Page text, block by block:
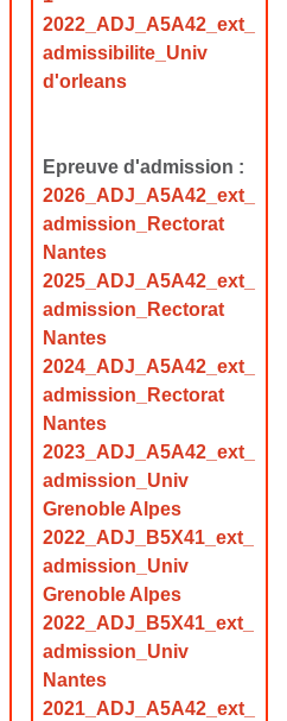
2022_ADJ_A5A42_ext_
admissibilite_Univ
d'orleans
Epreuve d'admission :
2026_ADJ_A5A42_ext_
admission_Rectorat
Nantes
2025_ADJ_A5A42_ext_
admission_Rectorat
Nantes
2024_ADJ_A5A42_ext_
admission_Rectorat
Nantes
2023_ADJ_A5A42_ext_
admission_Univ
Grenoble Alpes
2022_ADJ_B5X41_ext_
admission_Univ
Grenoble Alpes
2022_ADJ_B5X41_ext_
admission_Univ
Nantes
2021_ADJ_A5A42_ext_